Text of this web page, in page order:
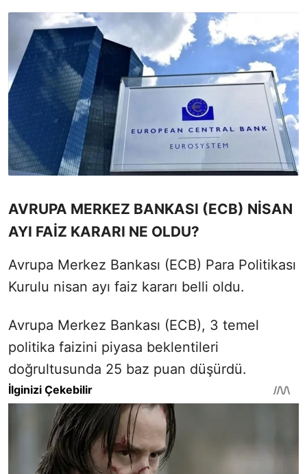
AVRUPA MERKEZ BANKASI (ECB) NİSAN
AYI FAİZ KARARI NE OLDU?
Avrupa Merkez Bankası (ECB) Para Politikası
Kurulu nisan ayı faiz kararı belli oldu.
Avrupa Merkez Bankası (ECB), 3 temel
politika faizini piyasa beklentileri
doğrultusunda 25 baz puan düşürdü.